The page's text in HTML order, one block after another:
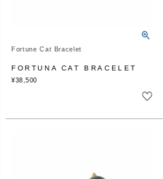
Fortune Cat Bracelet
FORTUNA CAT BRACELET
¥38,500